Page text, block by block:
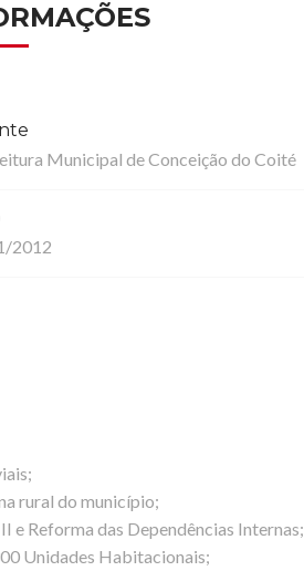
Municipal de Conceição do Coité
2012
rural do município;
e Reforma das Dependências Internas;
Unidades Habitacionais;